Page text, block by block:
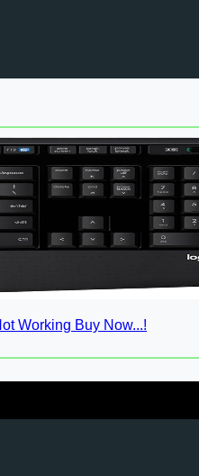
Working Buy Now...!